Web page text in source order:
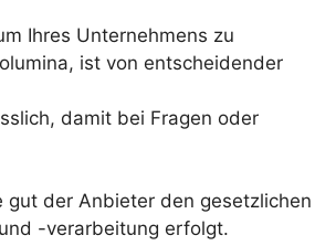
Ihres Unternehmens zu
ist von entscheidender
damit bei Fragen oder
gut der Anbieter den gesetzlichen
-verarbeitung erfolgt.